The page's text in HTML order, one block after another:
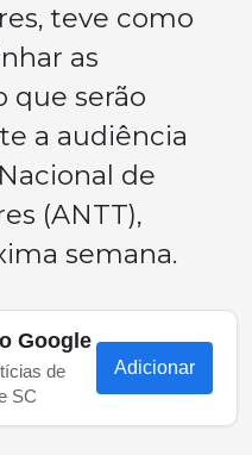
teve como
as
que serão
a audiência
de
(ANTT),
semana.
Google
de
SC
Adicionar